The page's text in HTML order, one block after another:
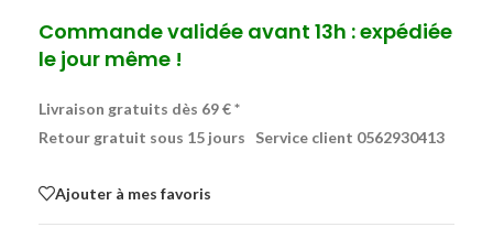
Commande validée avant 13h : expédiée
le jour même !
Livraison gratuits dès 69 € *
Retour gratuit sous 15 jours
Service client 0562930413
Ajouter à mes favoris